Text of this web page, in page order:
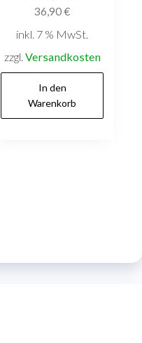
36,90€
inkl. 7 % MwSt.
zzgl. Versandkosten
In den
Warenkorb